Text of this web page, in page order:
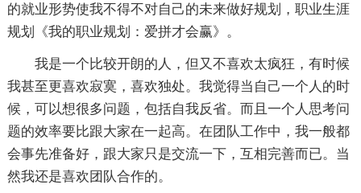
的就业形势使我不得不对自己的未来做好规划，职业生涯
规划《我的职业规划：爱拼才会赢》。
我是一个比较开朗的人，但又不喜欢太疯狂，有时候
我甚至更喜欢寂寞，喜欢独处。我觉得当自己一个人的时
候，可以想很多问题，包括自我反省。而且一个人思考问
题的效率要比跟大家在一起高。在团队工作中，我一般都
会事先准备好，跟大家只是交流一下，互相完善而已。当
然我还是喜欢团队合作的。